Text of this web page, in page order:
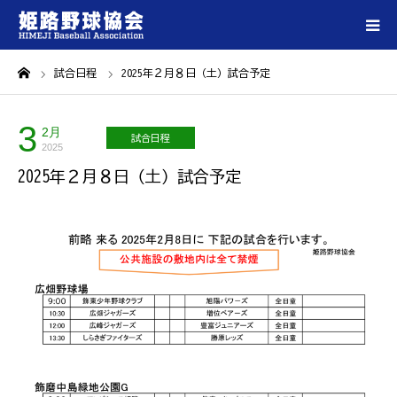
試合日程 2025年２月８日（土）試合予定
3 2月
2025
試合日程
2025年２月８日（土）試合予定
ホーム
姫路野球協会について
登録チーム一覧
各種ダウンロード